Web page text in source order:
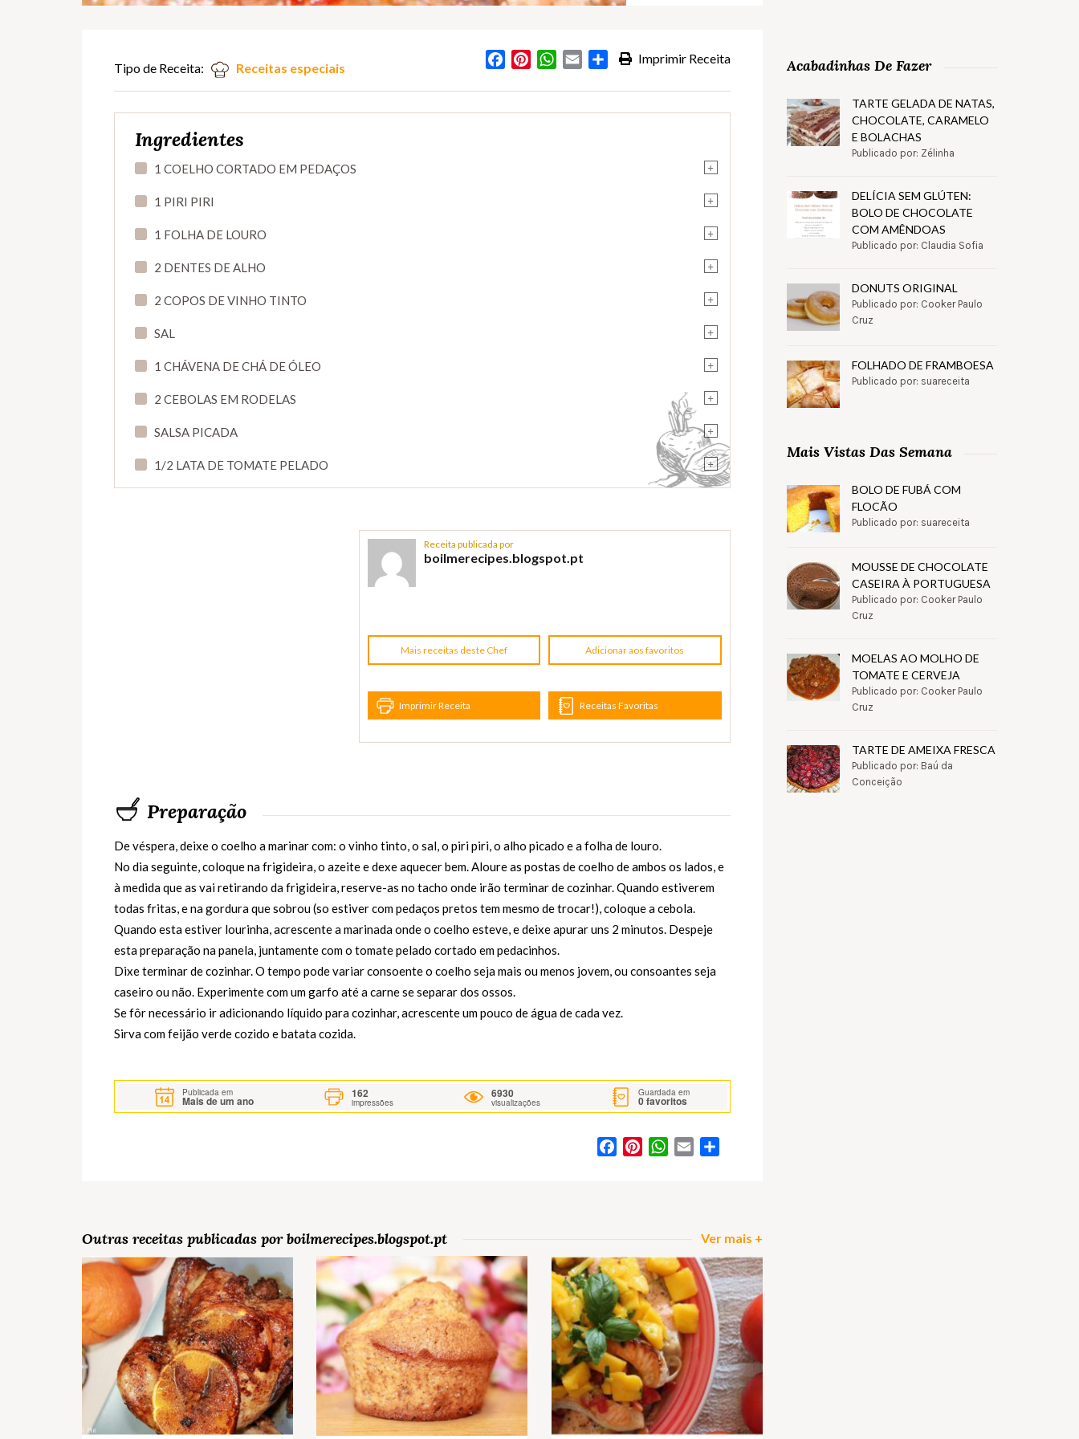
Imprimir Receita
FacebookPinterestWhatsApp
Email Partilhar
Tipo de Receita: Receitas especiais
Ingredientes
+
1 COELHO CORTADO EM PEDAÇOS
+
1 PIRI PIRI
+
1 FOLHA DE LOURO
+
2 DENTES DE ALHO
+
2 COPOS DE VINHO TINTO
+
SAL
+
1 CHÁVENA DE CHÁ DE ÓLEO
+
2 CEBOLAS EM RODELAS
+
SALSA PICADA
+
1/2 LATA DE TOMATE PELADO
Receita publicada por
boilmerecipes.blogspot.pt
Mais receitas deste Chef Adicionar aos favoritos
Imprimir Receita Receitas Favoritas
Preparação
De véspera, deixe o coelho a marinar com: o vinho tinto, o sal, o piri piri, o alho picado e a folha de louro.
No dia seguinte, coloque na frigideira, o azeite e dexe aquecer bem. Aloure as postas de coelho de ambos os lados, e
à medida que as vai retirando da frigideira, reserve-as no tacho onde irão terminar de cozinhar. Quando estiverem
todas fritas, e na gordura que sobrou (so estiver com pedaços pretos tem mesmo de trocar!), coloque a cebola.
Quando esta estiver lourinha, acrescente a marinada onde o coelho esteve, e deixe apurar uns 2 minutos. Despeje
esta preparação na panela, juntamente com o tomate pelado cortado em pedacinhos.
Dixe terminar de cozinhar. O tempo pode variar consoente o coelho seja mais ou menos jovem, ou consoantes seja
caseiro ou não. Experimente com um garfo até a carne se separar dos ossos.
Se fôr necessário ir adicionando líquido para cozinhar, acrescente um pouco de água de cada vez.
Sirva com feijão verde cozido e batata cozida.
Publicada em
Mais de um ano
162
impressões
6930
visualizações
Guardada em
0favoritos
FacebookPinterestWhatsApp
Email
Outras receitas publicadas por boilmerecipes.blogspot.pt Ver mais +
Acabadinhas De Fazer
TARTE GELADA DE NATAS,
CHOCOLATE, CARAMELO
E BOLACHAS
Publicado por: Zélinha
DELÍCIA SEM GLÚTEN:
BOLO DE CHOCOLATE
COM AMÊNDOAS
Publicado por: Claudia Sofia
DONUTS ORIGINAL
Publicado por: Cooker Paulo
Cruz
FOLHADO DE FRAMBOESA
Publicado por: suareceita
Mais Vistas Das Semana
BOLO DE FUBÁ COM
FLOCÃO
Publicado por: suareceita
MOUSSE DE CHOCOLATE
CASEIRA À PORTUGUESA
Publicado por: Cooker Paulo
Cruz
MOELAS AO MOLHO DE
TOMATE E CERVEJA
Publicado por: Cooker Paulo
Cruz
TARTE DE AMEIXA FRESCA
Publicado por: Baú da
Conceição